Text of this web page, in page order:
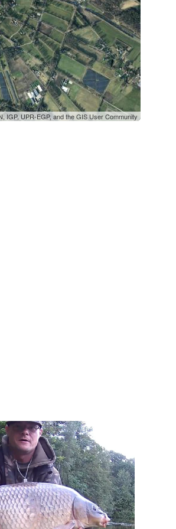
UPR-EGP, and the GIS User Community